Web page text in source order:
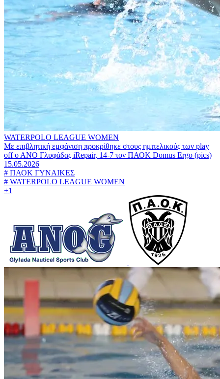
WATERPOLO LEAGUE WOMEN
Με επιβλητική εμφάνιση προκρίθηκε στους ημιτελικούς των play
off ο ΑΝΟ Γλυφάδας iRepair, 14-7 τον ΠΑΟΚ Domus Ergo (pics)
15.05.2026
# ΠΑΟΚ ΓΥΝΑΙΚΕΣ
# WATERPOLO LEAGUE WOMEN
+1